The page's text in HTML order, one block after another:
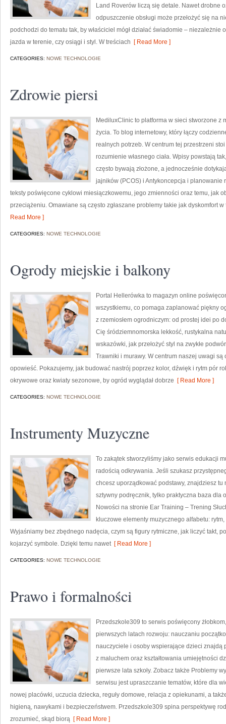
Land Roverów liczą się detale. Nawet drobne
odpuszczenie obsługi może przełożyć się na
podchodzi do tematu tak, by właściciel mógł działać świadomie –
jazda w terenie, czy osiągi i styl. W treściach [ Read More ]
CATEGORIES: NOWE TECHNOLOGIE
Zdrowie piersi
MediluxClinic to platforma w sieci stworzone z
życia. To blog internetowy, który łączy
realnych potrzeb. W centrum tej przestrzeni
rozumienie własnego ciała. Wpisy powstają
często bywają złożone, a jednocześnie
jajników (PCOS) i Antykoncepcja i planowanie
teksty poświęcone cyklowi miesiączkowemu, jego zmienności oraz temu, jak
przeciążeniu. Omawiane są często zgłaszane problemy takie jak dyskomfort
Read More ]
CATEGORIES: NOWE TECHNOLOGIE
Ogrody miejskie i balkony
Portal Hellerówka to magazyn online
wszystkiemu, co pomaga zaplanować piękny
z rzemiosłem ogrodniczym: od prostej idei po
Cię śródziemnomorska lekkość, rustykalna
wskazówki, jak przełożyć styl na zwykłe
Trawniki i murawy. W centrum naszej uwagi
opowieść. Pokazujemy, jak budować nastrój poprzez kolor, dźwięk i rytm pór
okrywowe oraz kwiaty sezonowe, by ogród wyglądał dobrze [ Read More ]
CATEGORIES: NOWE TECHNOLOGIE
Instrumenty Muzyczne
To zakątek stworzyliśmy jako serwis edukacji
radością odkrywania. Jeśli szukasz
chcesz uporządkować podstawy, znajdziesz tu
sztywny podręcznik, tylko praktyczna baza dla
Nowości na stronie Ear Training – Trening
kluczowe elementy muzycznego alfabetu:
Wyjaśniamy bez zbędnego nadęcia, czym są figury rytmiczne, jak liczyć takt,
kojarzyć symbole. Dzięki temu nawet[ Read More ]
CATEGORIES: NOWE TECHNOLOGIE
Prawo i formalności
Przedszkole309 to serwis poświęcony
pierwszych latach rozwoju: nauczaniu
nauczyciele i osoby wspierające dzieci znajdą
z maluchem oraz kształtowania umiejętności
pierwsze lata szkoły. Zobacz także Problemy
serwisu jest upraszczanie tematów, które dla
nowej placówki, uczucia dziecka, reguły domowe, relacja z opiekunami, a
higieną, nawykami i bezpieczeństwem. Przedszkole309 spina perspektywę
zrozumieć, skąd biorą [ Read More ]